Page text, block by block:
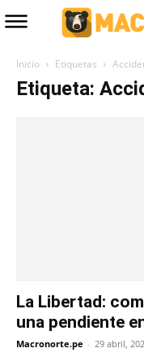
Inicio Etiquetas
Etiqueta:
La Libertad:
una pendiente
Macronorte.pe - 29 abril,